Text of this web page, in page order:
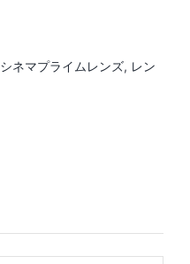
シネマプライムレンズ, レン